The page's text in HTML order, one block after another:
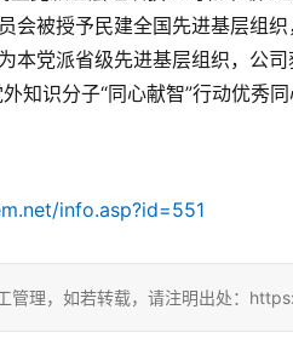
会被授予民建全国先进基层组
本党派省级先进基层组织，公
知识分子“同心献智”行动优秀
info.asp?id=551
管理，如若转载，请注明出处：